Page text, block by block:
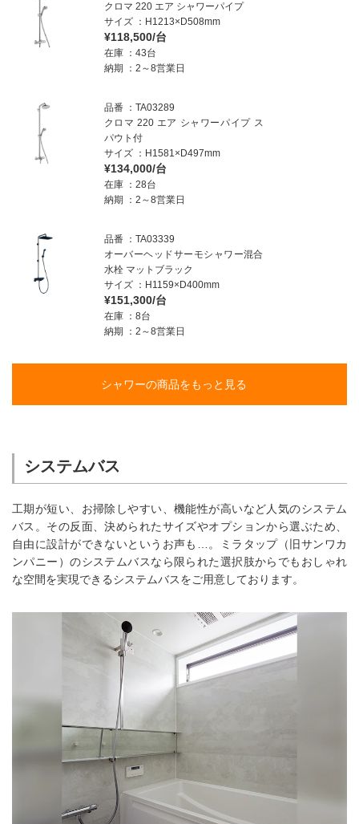
クロマ 220 エア シャワーパイプ
サイズ
H1213×D508mm
¥118,500/台
在庫
43台
納期
2～8営業日
品番
TA03289
クロマ 220 エア シャワーパイプ ス
パウト付
サイズ
H1581×D497mm
¥134,000/台
在庫
28台
納期
2～8営業日
品番
TA03339
オーバーヘッドサーモシャワー混合
水栓 マットブラック
サイズ
H1159×D400mm
¥151,300/台
在庫
8台
納期
2～8営業日
シャワーの商品をもっと見る
システムバス
工期が短い、お掃除しやすい、機能性が高いなど人気のシステム
バス。その反面、決められたサイズやオプションから選ぶため、
自由に設計ができないというお声も…。ミラタップ（旧サンワカ
ンパニー）のシステムバスなら限られた選択肢からでもおしゃれ
な空間を実現できるシステムバスをご用意しております。